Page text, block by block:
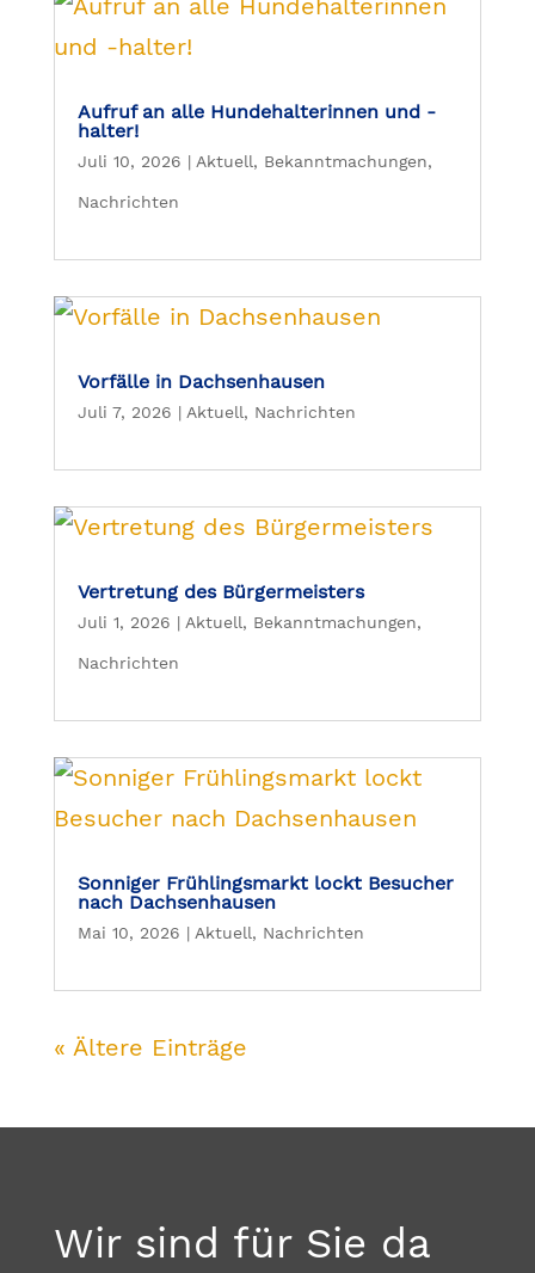
Aufruf an alle Hundehalterinnen und -
halter!
Juli 10, 2026 | Aktuell, Bekanntmachungen,
Nachrichten
Vorfälle in Dachsenhausen
Juli 7, 2026 | Aktuell, Nachrichten
Vertretung des Bürgermeisters
Juli 1, 2026 | Aktuell, Bekanntmachungen,
Nachrichten
Sonniger Frühlingsmarkt lockt Besucher
nach Dachsenhausen
Mai 10, 2026 | Aktuell, Nachrichten
« Ältere Einträge
Wir sind für Sie da